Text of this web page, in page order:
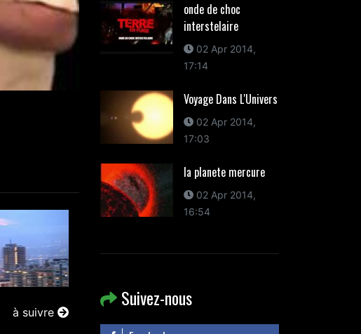
à suivre
onde de choc
interstelaire
02 Apr 2014,
17:14
Voyage Dans L'Univers
02 Apr 2014,
17:03
la planete mercure
02 Apr 2014,
16:54
Suivez-nous